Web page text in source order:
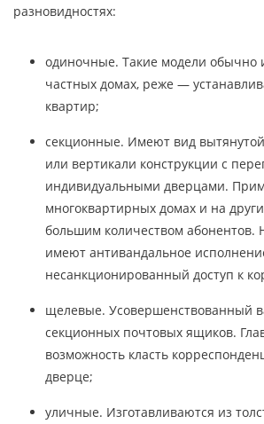
разновидностях:
одиночные. Такие модели обычно
частных домах, реже —
квартир;
секционные. Имеют вид
или вертикали конструкции с
индивидуальными дверцами.
многоквартирных домах и на
большим количеством абонентов.
имеют антивандальное
несанкционированный доступ к
щелевые. Усовершенствованный
секционных почтовых ящиков.
возможность класть
дверце;
уличные. Изготавливаются из